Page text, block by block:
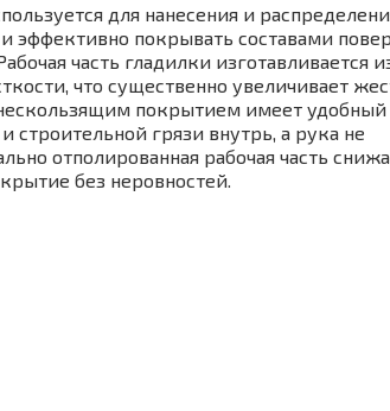
для нанесения и
эффективно покрывать составами
часть гладилки изготавливается
что существенно увеличивает
покрытием имеет удобный
строительной грязи внутрь, а рука не
отполированная рабочая часть
без неровностей.